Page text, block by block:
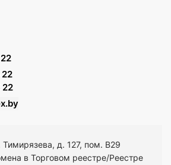
22
Тимирязева, д. 127, пом. В29
в Торговом реестре/Реестре